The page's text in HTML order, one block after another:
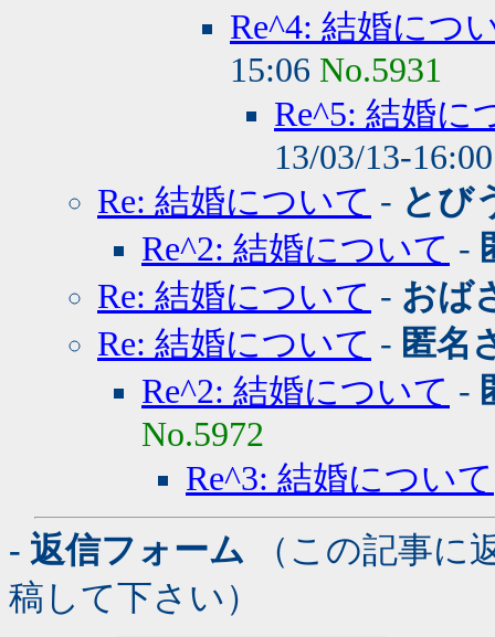
Re^4: 結婚につ
15:06 No.5931
Re^5: 結婚に
13/03/13-
Re: 結婚について - とび
Re^2: 結婚について -
Re: 結婚について - おば
Re: 結婚について - 匿名
Re^2: 結婚について -
No.5972
Re^3: 結婚について
- 返信フォーム （この記事に
稿して下さい）